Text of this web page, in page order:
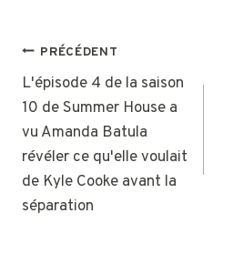
NAVIGATION
DE
L’ARTICLE
PRÉCÉDENT
L'épisode 4 de la saison
10 de Summer House a
vu Amanda Batula
révéler ce qu'elle voulait
de Kyle Cooke avant la
séparation